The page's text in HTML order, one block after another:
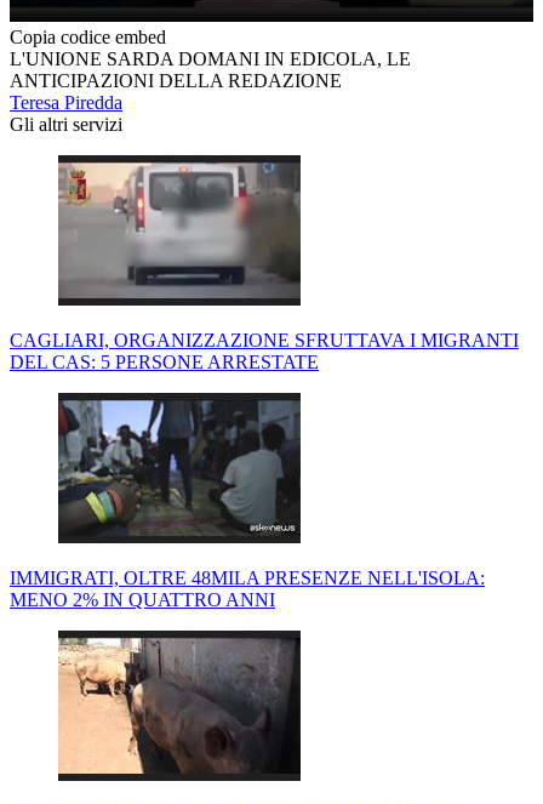
Copia codice embed
L'UNIONE SARDA DOMANI IN EDICOLA, LE
ANTICIPAZIONI DELLA REDAZIONE
Teresa Piredda
Gli altri servizi
CAGLIARI, ORGANIZZAZIONE SFRUTTAVA I MIGRANTI
DEL CAS: 5 PERSONE ARRESTATE
IMMIGRATI, OLTRE 48MILA PRESENZE NELL'ISOLA:
MENO 2% IN QUATTRO ANNI